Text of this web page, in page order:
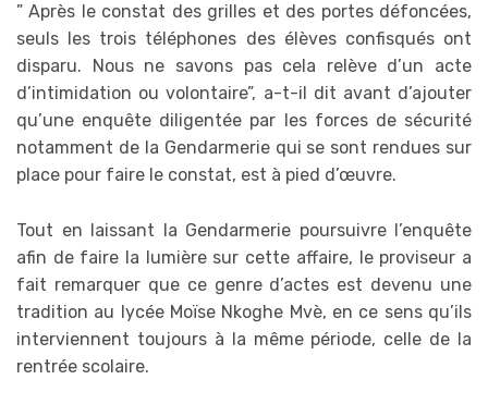
” Après le constat des grilles et des portes défoncées,
seuls les trois téléphones des élèves confisqués ont
disparu. Nous ne savons pas cela relève d’un acte
d’intimidation ou volontaire”, a-t-il dit avant d’ajouter
qu’une enquête diligentée par les forces de sécurité
notamment de la Gendarmerie qui se sont rendues sur
place pour faire le constat, est à pied d’œuvre.
Tout en laissant la Gendarmerie poursuivre l’enquête
afin de faire la lumière sur cette affaire, le proviseur a
fait remarquer que ce genre d’actes est devenu une
tradition au lycée Moïse Nkoghe Mvè, en ce sens qu’ils
interviennent toujours à la même période, celle de la
rentrée scolaire.